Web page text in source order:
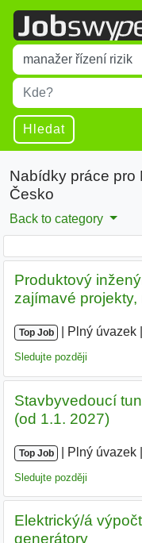
Title
Type 1 or more
Místo
Type 1 or more
Hledat
Nabídky práce pro
Česko
Back to category
Produktový
zajímavé projekty,
Top Job Plný úvazek
Sledujte později
Stavbyvedoucí
(od 1.1. 2027)
Top Job Plný úvazek
Sledujte později
Elektrický/á
generátory